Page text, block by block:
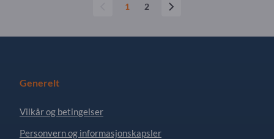
1 2
Generelt
Vilkår og betingelser
Personvern og informasjonskapsler